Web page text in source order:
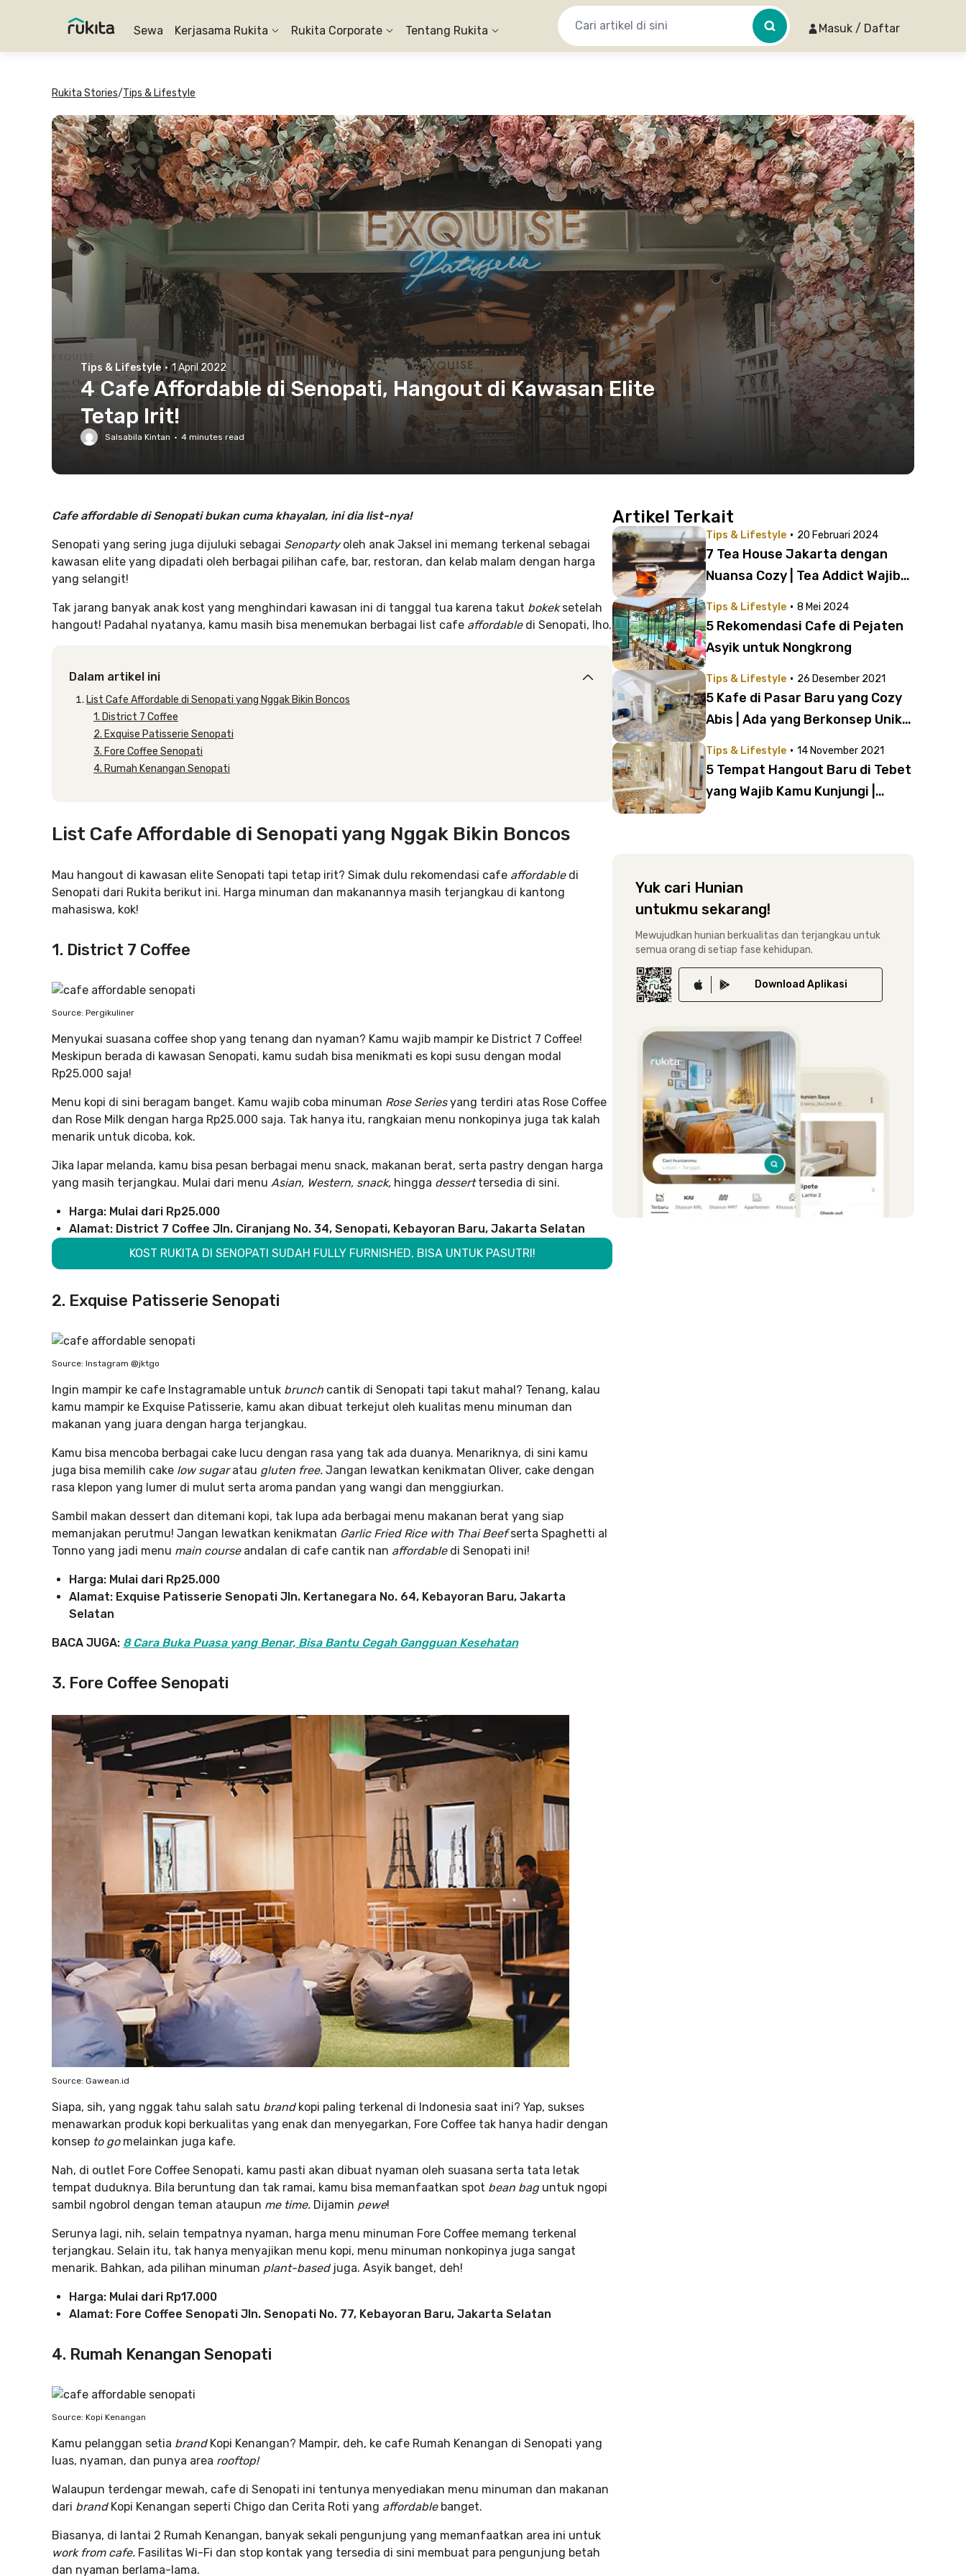
Sewa Kerjasama Rukita Rukita Corporate Tentang Rukita Masuk / Daftar
Rukita Stories/Tips & Lifestyle
Tips & Lifestyle · 1 April 2022
4 Cafe Affordable di Senopati, Hangout di Kawasan Elite
Tetap Irit!
Salsabila Kintan · 4 minutes read
Cafe affordable di Senopati bukan cuma khayalan, ini dia list-nya!
Senopati yang sering juga dijuluki sebagai Senopartyoleh anak Jaksel ini memang terkenal sebagai
kawasan elite yang dipadati oleh berbagai pilihan cafe, bar, restoran, dan kelab malam dengan harga
yang selangit!
Tak jarang banyak anak kost yang menghindari kawasan ini di tanggal tua karena takut bokeksetelah
hangout! Padahal nyatanya, kamu masih bisa menemukan berbagai list cafe affordable di Senopati, lho.
Dalam artikel ini
List Cafe Affordable di Senopati yang Nggak Bikin Boncos
1. District 7 Coffee
2. Exquise Patisserie Senopati
3. Fore Coffee Senopati
4. Rumah Kenangan Senopati
List Cafe Affordable di Senopati yang Nggak Bikin Boncos
Mau hangout di kawasan elite Senopati tapi tetap irit? Simak dulu rekomendasi cafe affordable di
Senopati dari Rukita berikut ini. Harga minuman dan makanannya masih terjangkau di kantong
mahasiswa, kok!
1. District 7 Coffee
Source: Pergikuliner
Menyukai suasana coffee shop yang tenang dan nyaman? Kamu wajib mampir ke District 7 Coffee!
Meskipun berada di kawasan Senopati, kamu sudah bisa menikmati es kopi susu dengan modal
Rp25.000 saja!
Menu kopi di sini beragam banget. Kamu wajib coba minuman Rose Seriesyang terdiri atas Rose Coffee
dan Rose Milk dengan harga Rp25.000 saja. Tak hanya itu, rangkaian menu nonkopinya juga tak kalah
menarik untuk dicoba, kok.
Jika lapar melanda, kamu bisa pesan berbagai menu snack, makanan berat, serta pastry dengan harga
yang masih terjangkau. Mulai dari menu Asian, Western, snack, hingga desserttersedia di sini.
Harga: Mulai dari Rp25.000
Alamat: District 7 Coffee Jln. Ciranjang No. 34, Senopati, Kebayoran Baru, Jakarta Selatan
KOST RUKITA DI SENOPATI SUDAH FULLY FURNISHED, BISA UNTUK PASUTRI!
2. Exquise Patisserie Senopati
Source: Instagram @jktgo
Ingin mampir ke cafe Instagramable untuk brunch cantik di Senopati tapi takut mahal? Tenang, kalau
kamu mampir ke Exquise Patisserie, kamu akan dibuat terkejut oleh kualitas menu minuman dan
makanan yang juara dengan harga terjangkau.
Kamu bisa mencoba berbagai cake lucu dengan rasa yang tak ada duanya. Menariknya, di sini kamu
juga bisa memilih cake low sugaratau gluten free. Jangan lewatkan kenikmatan Oliver, cake dengan
rasa klepon yang lumer di mulut serta aroma pandan yang wangi dan menggiurkan.
Sambil makan dessert dan ditemani kopi, tak lupa ada berbagai menu makanan berat yang siap
memanjakan perutmu! Jangan lewatkan kenikmatan Garlic Fried Rice with Thai Beefserta Spaghetti al
Tonno yang jadi menu main course andalan di cafe cantik nan affordable di Senopati ini!
Harga: Mulai dari Rp25.000
Alamat: Exquise Patisserie Senopati Jln. Kertanegara No. 64, Kebayoran Baru, Jakarta
Selatan
BACA JUGA: 8 Cara Buka Puasa yang Benar, Bisa Bantu Cegah Gangguan Kesehatan
3. Fore Coffee Senopati
Source: Gawean.id
Siapa, sih, yang nggak tahu salah satu brand kopi paling terkenal di Indonesia saat ini? Yap, sukses
menawarkan produk kopi berkualitas yang enak dan menyegarkan, Fore Coffee tak hanya hadir dengan
konsep to go melainkan juga kafe.
Nah, di outlet Fore Coffee Senopati, kamu pasti akan dibuat nyaman oleh suasana serta tata letak
tempat duduknya. Bila beruntung dan tak ramai, kamu bisa memanfaatkan spot bean bag untuk ngopi
sambil ngobrol dengan teman ataupun me time. Dijamin pewe!
Serunya lagi, nih, selain tempatnya nyaman, harga menu minuman Fore Coffee memang terkenal
terjangkau. Selain itu, tak hanya menyajikan menu kopi, menu minuman nonkopinya juga sangat
menarik. Bahkan, ada pilihan minuman plant-based juga. Asyik banget, deh!
Harga: Mulai dari Rp17.000
Alamat: Fore Coffee Senopati Jln. Senopati No. 77, Kebayoran Baru, Jakarta Selatan
4. Rumah Kenangan Senopati
Source: Kopi Kenangan
Kamu pelanggan setia brand Kopi Kenangan? Mampir, deh, ke cafe Rumah Kenangan di Senopati yang
luas, nyaman, dan punya area rooftop!
Walaupun terdengar mewah, cafe di Senopati ini tentunya menyediakan menu minuman dan makanan
dari brand Kopi Kenangan seperti Chigo dan Cerita Roti yang affordable banget.
Biasanya, di lantai 2 Rumah Kenangan, banyak sekali pengunjung yang memanfaatkan area ini untuk
work from cafe. Fasilitas Wi-Fi dan stop kontak yang tersedia di sini membuat para pengunjung betah
dan nyaman berlama-lama.
Artikel Terkait
Tips & Lifestyle · 20 Februari 2024
7 Tea House Jakarta dengan
Nuansa Cozy | Tea Addict Wajib
Tips & Lifestyle · 8 Mei 2024
5 Rekomendasi Cafe di Pejaten
Asyik untuk Nongkrong
Tips & Lifestyle · 26 Desember 2021
5 Kafe di Pasar Baru yang Cozy
Abis | Ada yang Berkonsep Unik
Tips & Lifestyle · 14 November 2021
5 Tempat Hangout Baru di Tebet
yang Wajib Kamu Kunjungi |
Yuk cari Hunian
untukmu sekarang!
Mewujudkan hunian berkualitas dan terjangkau untuk
semua orang di setiap fase kehidupan.
Download Aplikasi